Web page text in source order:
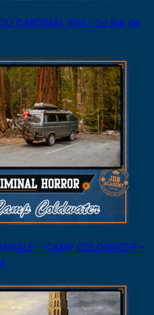
CARDINAL #04 – Le Bal de
– CAMP COLDWATER –